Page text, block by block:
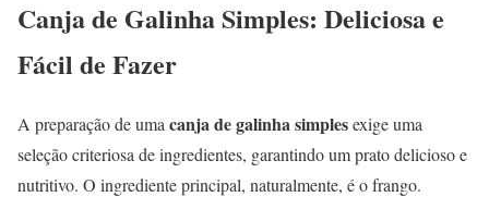
Canja de Galinha Simples: Deliciosa e
Fácil de Fazer
A preparação de uma canja de galinha simplesexige uma
seleção criteriosa de ingredientes, garantindo um prato delicioso e
nutritivo. O ingrediente principal, naturalmente, é o frango.